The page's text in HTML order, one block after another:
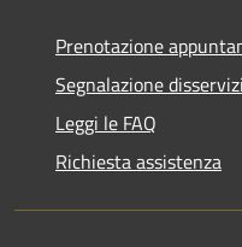
Prenotazione
Segnalazione
Leggi le FAQ
Richiesta assistenza